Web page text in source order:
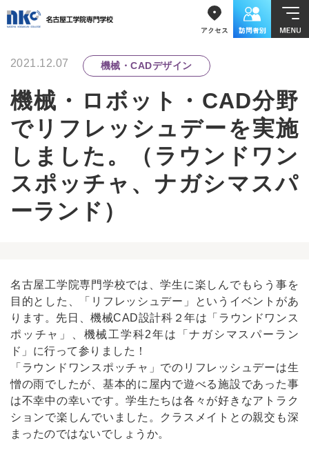
2021.12.07 機械・CADデザイン
機械・ロボット・CAD分野
でリフレッシュデーを実施
しました。（ラウンドワン
スポッチャ、ナガシマスパ
ーランド）
名古屋工学院専門学校では、学生に楽しんでもらう事を
目的とした、「リフレッシュデー」というイベントがあ
ります。先日、機械CAD設計科２年は「ラウンドワンス
ポッチャ」、機械工学科2年は「ナガシマスパーラン
ド」に行って参りました！
「ラウンドワンスポッチャ」でのリフレッシュデーは生
憎の雨でしたが、基本的に屋内で遊べる施設であった事
は不幸中の幸いです。学生たちは各々が好きなアトラク
ションで楽しんでいました。クラスメイトとの親交も深
まったのではないでしょうか。